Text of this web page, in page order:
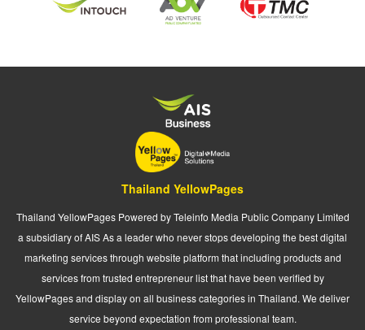
Thailand YellowPages
Thailand YellowPages Powered by Teleinfo Media Public Company Limited
a subsidiary of AIS As a leader who never stops developing the best digital
marketing services through website platform that including products and
services from trusted entrepreneur list that have been verified by
YellowPages and display on all business categories in Thailand. We deliver
service beyond expectation from professional team.